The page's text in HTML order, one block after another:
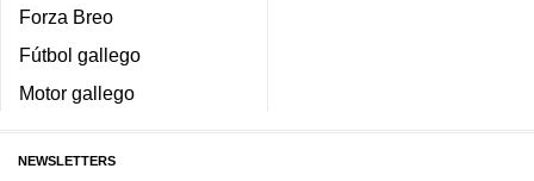
Forza Breo
Fútbol gallego
Motor gallego
NEWSLETTERS